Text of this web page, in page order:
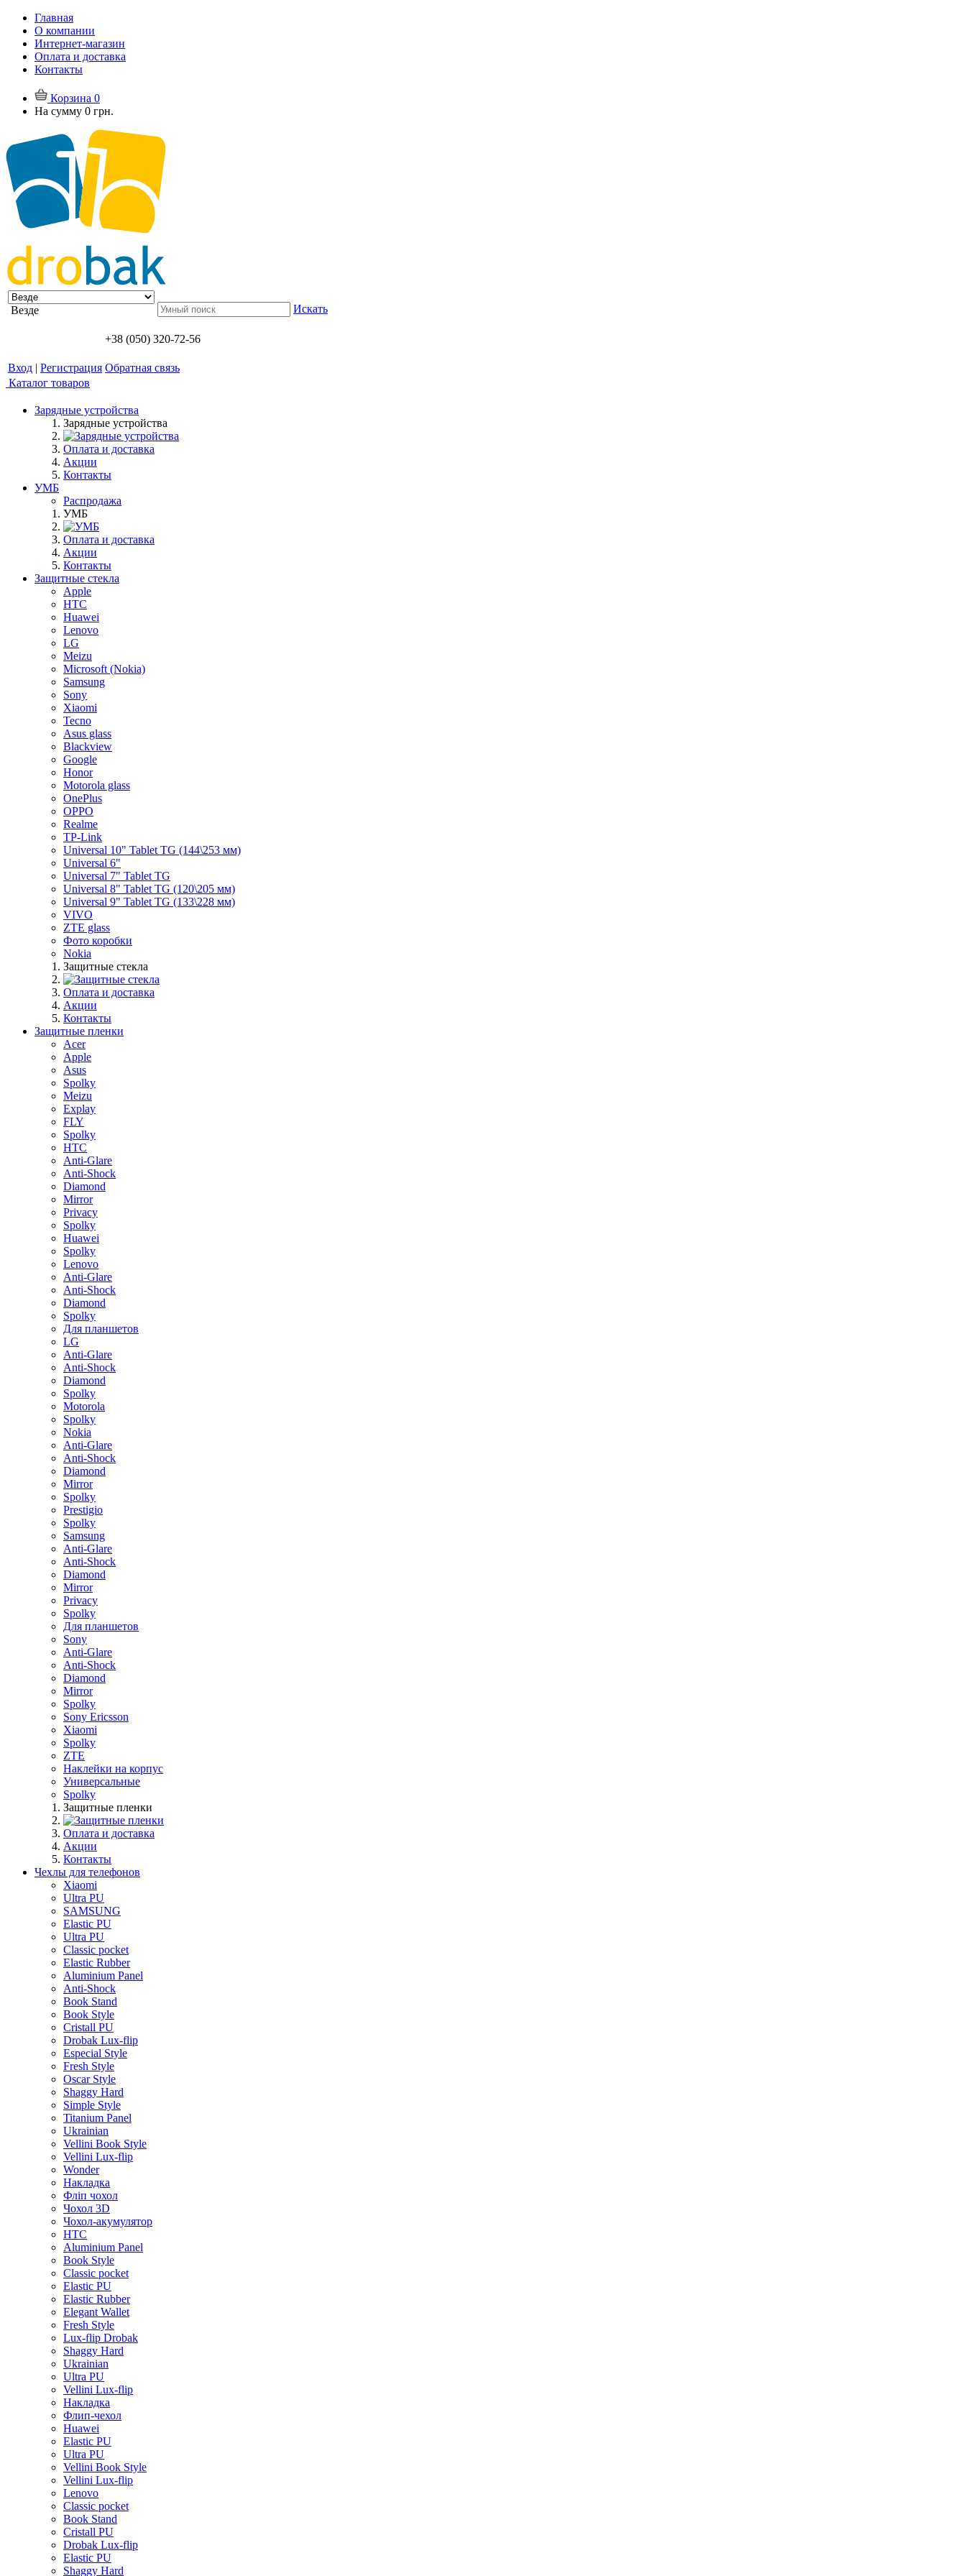
Главная
О компании
Интернет-магазин
Оплата и доставка
Контакты
Корзина 0
На сумму 0 грн.
Везде Искать
+38 (050) 320-72-56
Вход | Регистрация Обратная связь
Каталог товаров
Зарядные устройства
Зарядные устройства
Оплата и доставка
Акции
Контакты
УМБ
Распродажа
УМБ
Оплата и доставка
Акции
Контакты
Защитные стекла
Apple
HTC
Huawei
Lenovo
LG
Meizu
Microsoft (Nokia)
Samsung
Sony
Xiaomi
Tecno
Asus glass
Blackview
Google
Honor
Motorola glass
OnePlus
OPPO
Realme
TP-Link
Universal 10" Tablet TG (144\253 мм)
Universal 6"
Universal 7" Tablet TG
Universal 8" Tablet TG (120\205 мм)
Universal 9" Tablet TG (133\228 мм)
VIVO
ZTE glass
Фото коробки
Nokia
Защитные стекла
Оплата и доставка
Акции
Контакты
Защитные пленки
Acer
Apple
Asus
Spolky
Meizu
Explay
FLY
Spolky
HTC
Anti-Glare
Anti-Shock
Diamond
Mirror
Privacy
Spolky
Huawei
Spolky
Lenovo
Anti-Glare
Anti-Shock
Diamond
Spolky
Для планшетов
LG
Anti-Glare
Anti-Shock
Diamond
Spolky
Motorola
Spolky
Nokia
Anti-Glare
Anti-Shock
Diamond
Mirror
Spolky
Prestigio
Spolky
Samsung
Anti-Glare
Anti-Shock
Diamond
Mirror
Privacy
Spolky
Для планшетов
Sony
Anti-Glare
Anti-Shock
Diamond
Mirror
Spolky
Sony Ericsson
Xiaomi
Spolky
ZTE
Наклейки на корпус
Универсальные
Spolky
Защитные пленки
Оплата и доставка
Акции
Контакты
Чехлы для телефонов
Xiaomi
Ultra PU
SAMSUNG
Elastic PU
Ultra PU
Classic pocket
Elastic Rubber
Aluminium Panel
Anti-Shock
Book Stand
Book Style
Cristall PU
Drobak Lux-flip
Especial Style
Fresh Style
Oscar Style
Shaggy Hard
Simple Style
Titanium Panel
Ukrainian
Vellini Book Style
Vellini Lux-flip
Wonder
Накладка
Фліп чохол
Чохол 3D
Чохол-акумулятор
HTC
Aluminium Panel
Book Style
Classic pocket
Elastic PU
Elastic Rubber
Elegant Wallet
Fresh Style
Lux-flip Drobak
Shaggy Hard
Ukrainian
Ultra PU
Vellini Lux-flip
Накладка
Флип-чехол
Huawei
Elastic PU
Ultra PU
Vellini Book Style
Vellini Lux-flip
Lenovo
Classic pocket
Book Stand
Cristall PU
Drobak Lux-flip
Elastic PU
Shaggy Hard